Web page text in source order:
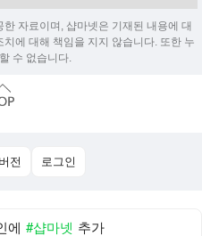
자료이며, 샵마넷은 기재된 내용에 대
에 대해 책임을 지지 않습니다. 또한 누
수 없습니다.
전 로그인
에 #샵마넷 추가